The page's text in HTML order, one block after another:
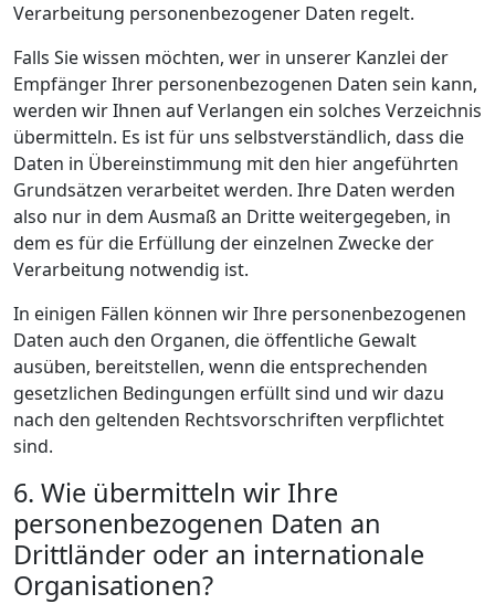
Verarbeitung personenbezogener Daten regelt.
Falls Sie wissen möchten, wer in unserer Kanzlei der
Empfänger Ihrer personenbezogenen Daten sein kann,
werden wir Ihnen auf Verlangen ein solches Verzeichnis
übermitteln. Es ist für uns selbstverständlich, dass die
Daten in Übereinstimmung mit den hier angeführten
Grundsätzen verarbeitet werden. Ihre Daten werden
also nur in dem Ausmaß an Dritte weitergegeben, in
dem es für die Erfüllung der einzelnen Zwecke der
Verarbeitung notwendig ist.
In einigen Fällen können wir Ihre personenbezogenen
Daten auch den Organen, die öffentliche Gewalt
ausüben, bereitstellen, wenn die entsprechenden
gesetzlichen Bedingungen erfüllt sind und wir dazu
nach den geltenden Rechtsvorschriften verpflichtet
sind.
6. Wie übermitteln wir Ihre
personenbezogenen Daten an
Drittländer oder an internationale
Organisationen?